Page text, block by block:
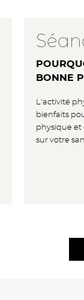
BONNE
L'activité
bienfaits
physique
sur votre